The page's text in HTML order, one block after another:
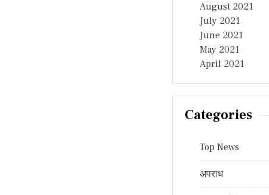
August 2021
July 2021
June 2021
May 2021
April 2021
Categories
Top News
अपराध